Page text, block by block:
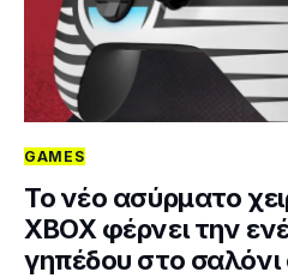
GAMES
Το νέο ασύρματο
XBOX φέρνει την
γηπέδου στο σαλόνι